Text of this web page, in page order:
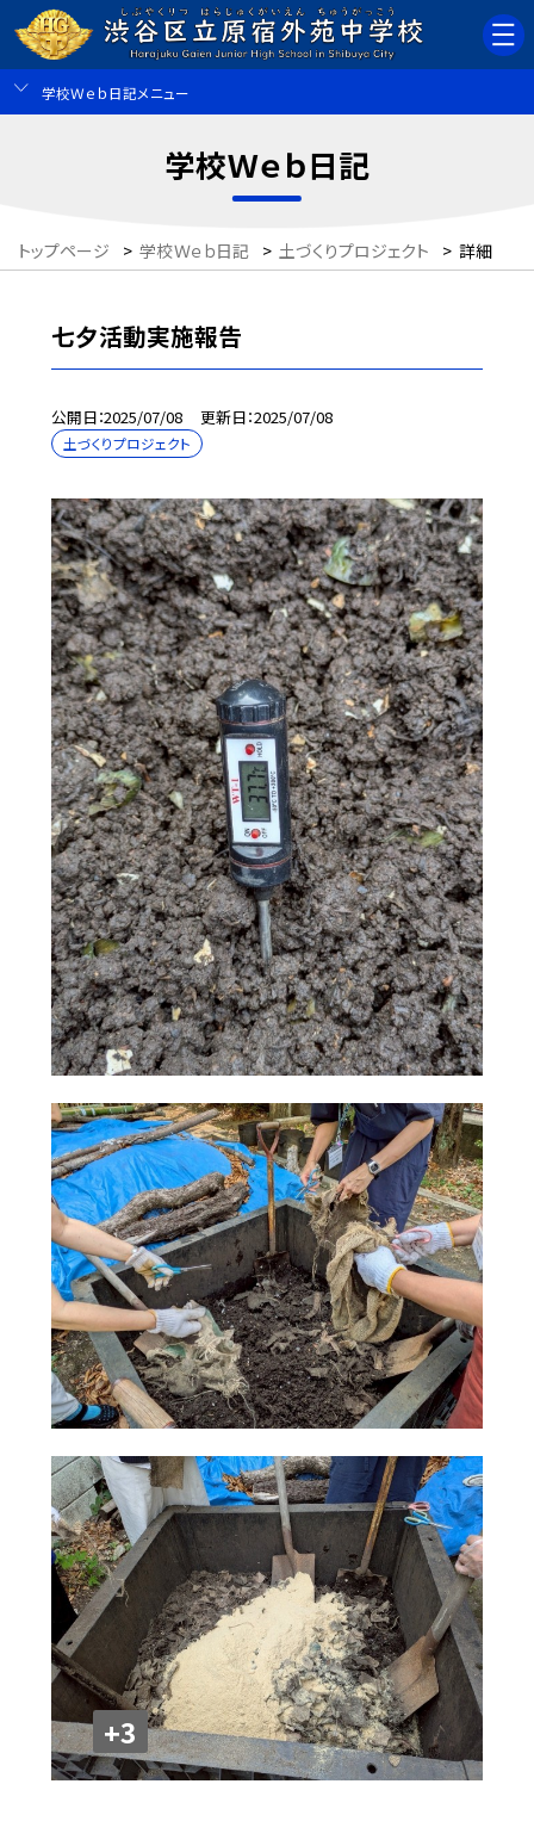
学校Ｗｅｂ日記メニュー
学校Ｗｅｂ日記
トップページ > 学校Ｗｅｂ日記 > 土づくりプロジェクト > 詳細
七夕活動実施報告
公開日 2025/07/08 更新日 2025/07/08
土づくりプロジェクト
+3